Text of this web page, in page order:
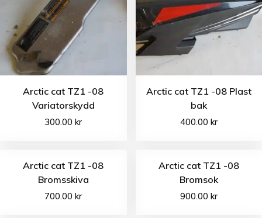
Arctic cat TZ1 -08
Variatorskydd
300.00kr
Arctic cat TZ1 -08 Plast
bak
400.00 kr
Arctic cat TZ1 -08
Bromsskiva
700.00kr
Arctic cat TZ1 -08
Bromsok
900.00 kr